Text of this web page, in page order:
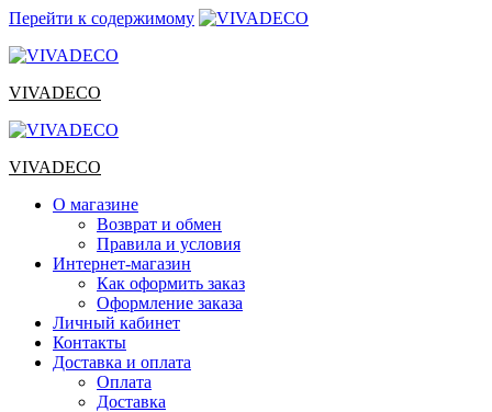
Перейти к содержимому
VIVADECO
VIVADECO
О магазине
Возврат и обмен
Правила и условия
Интернет-магазин
Как оформить заказ
Оформление заказа
Личный кабинет
Контакты
Доставка и оплата
Оплата
Доставка